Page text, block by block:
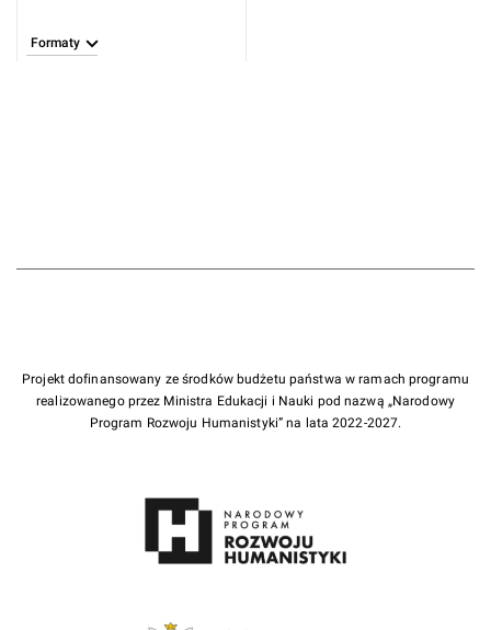
Formaty
Projekt dofinansowany ze środków budżetu państwa w ramach programu
realizowanego przez Ministra Edukacji i Nauki pod nazwą „Narodowy
Program Rozwoju Humanistyki” na lata 2022-2027.